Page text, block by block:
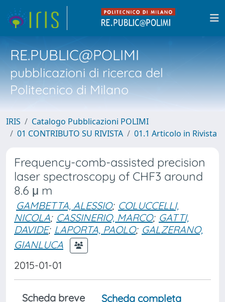
RE.PUBLIC@POLIMI
pubblicazioni di ricerca del
Politecnico di Milano
IRIS
Catalogo Pubblicazioni POLIMI
01 CONTRIBUTO SU RIVISTA
01.1 Articolo in Rivista
Frequency-comb-assisted precision
laser spectroscopy of CHF3 around
8.6 μ m
GAMBETTA, ALESSIO; COLUCCELLI,
NICOLA; CASSINERIO, MARCO; GATTI,
DAVIDE; LAPORTA, PAOLO; GALZERANO,
GIANLUCA
2015-01-01
Scheda breve
Scheda completa